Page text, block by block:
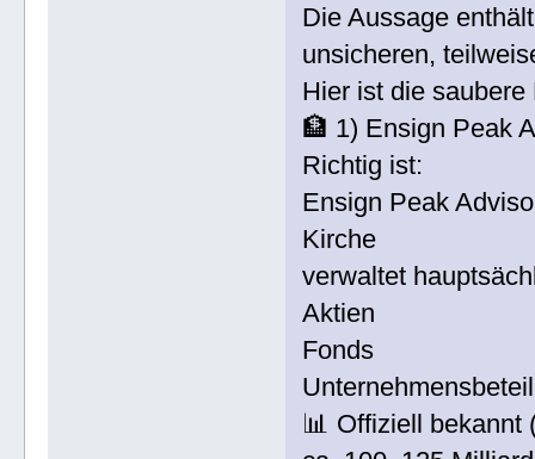
Die Aussage
unsicheren,
Hier ist die
🏦 1) Ensign Peak
Richtig ist:
Ensign Peak
Kirche
verwaltet
Aktien
Fonds
📊 Offiziell bekannt